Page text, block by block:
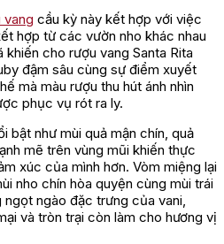
vang cầu kỳ này kết hợp với việc
hợp từ các vườn nho khác nhau
khiến cho rượu vang Santa Rita
đậm sâu cùng sự điểm xuyết
mà màu rượu thu hút ánh nhìn
phục vụ rót ra ly.
bật như mùi quả mận chín, quả
mẽ trên vùng mũi khiến thực
xúc của mình hơn. Vòm miệng lại
nho chín hòa quyện cùng mùi trái
ngào đặc trưng của vani,
và tròn trại còn làm cho hương vị